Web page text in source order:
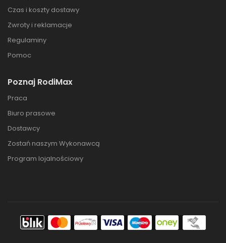
Czas i koszty dostawy
Zwroty i reklamacje
Regulaminy
Pomoc
Poznaj RodiMax
Praca
Biuro prasowe
Dostawcy
Zostań naszym Wykonawcą
Program lojalnościowy